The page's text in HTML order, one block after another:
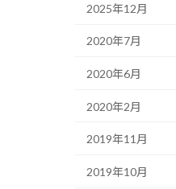
2025年12月
2020年7月
2020年6月
2020年2月
2019年11月
2019年10月